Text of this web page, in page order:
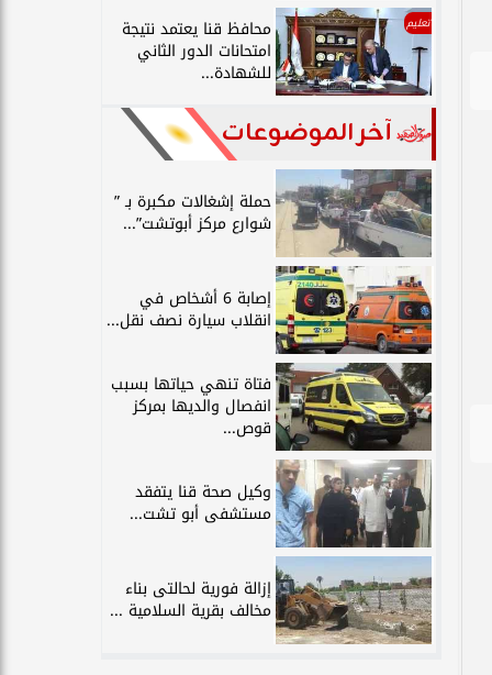
تعليم محافظ قنا يعتمد نتيجة
امتحانات الدور الثاني
للشهادة...
آخر الموضوعات
حملة إشغالات مكبرة بـ ”
شوارع مركز أبوتشت”...
إصابة 6 أشخاص في
انقلاب سيارة نصف نقل...
فتاة تنهي حياتها بسبب
انفصال والديها بمركز
قوص...
وكيل صحة قنا يتفقد
مستشفى أبو تشت...
إزالة فورية لحالتى بناء
مخالف بقرية السلامية ...